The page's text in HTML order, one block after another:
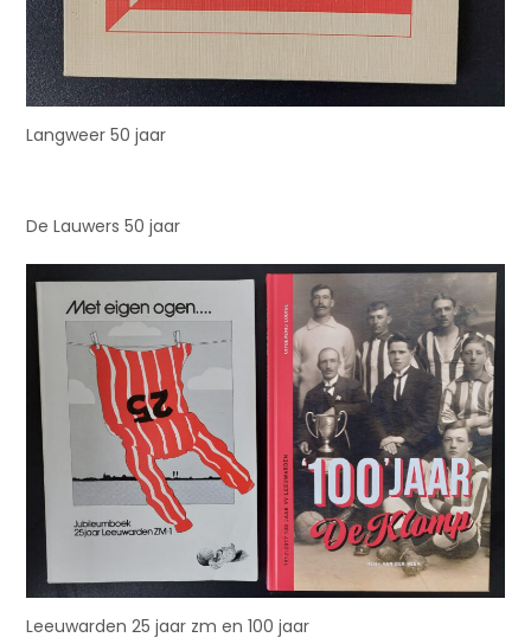
Langweer 50 jaar
De Lauwers 50 jaar
Leeuwarden 25 jaar zm en 100 jaar